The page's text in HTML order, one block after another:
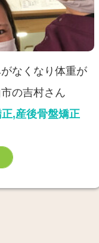
なくなり体重が
の吉村さん
,産後骨盤矯正